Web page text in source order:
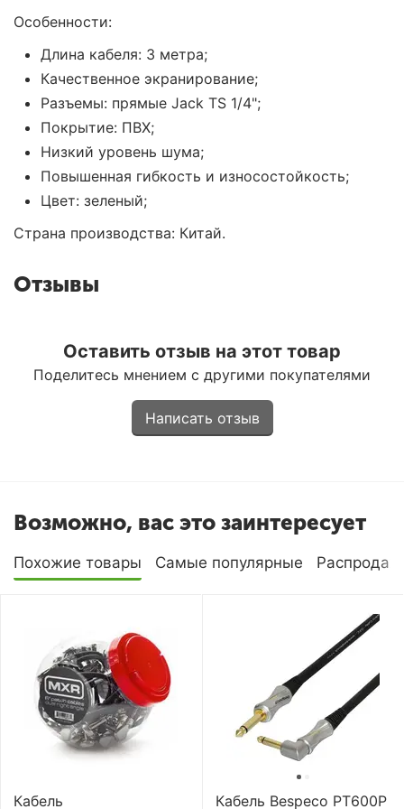
Особенности:
Длина кабеля: 3 метра;
Качественное экранирование;
Разъемы: прямые Jack TS 1/4";
Покрытие: ПВХ;
Низкий уровень шума;
Повышенная гибкость и износостойкость;
Цвет: зеленый;
Страна производства: Китай.
Отзывы
Оставить отзыв на этот товар
Поделитесь мнением с другими покупателями
Написать отзыв
Возможно, вас это заинтересует
Похожие товары Самые популярные
Кабель
Кабель Bespeco PT600P